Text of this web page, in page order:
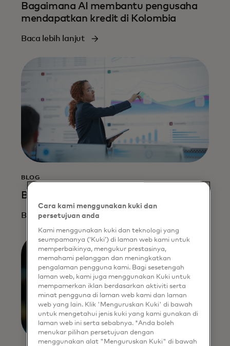
Bagaimana AI membantu pengusaha
mendapatkan kredit di Kolombia
Baca lebih lanjut
BLOG
Bagaimana AI merevolusi peran CFO
Baca lebih lanjut
Cara kami menggunakan kuki dan
persetujuan anda
Kami menggunakan kuki dan teknologi yang
seumpamanya (‘Kuki’) di laman web kami untuk
memperbaikinya, mengukur prestasinya,
memahami pelanggan dan meningkatkan
pengalaman pengguna kami. Bagi sesetengah
laman web, kami juga menggunakan Kuki untuk
mempamerkan iklan berdasarkan aktiviti serta
minat pengguna di laman web kami dan laman
web yang lain. Klik 'Menguruskan Kuki' di bawah
untuk mengetahui jenis kuki yang kami gunakan di
laman web ini serta sebabnya. *Anda boleh
menukar pilihan persetujuan dengan
menggunakan alat "Menguruskan Kuki" di bawah